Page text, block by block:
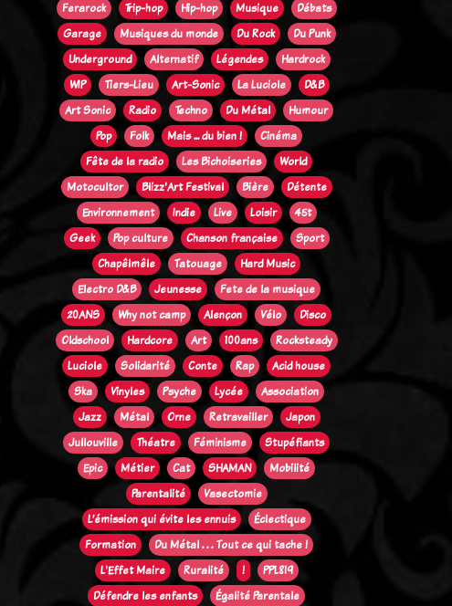
Ferarock
Trip-hop Hip-hop Musique
Débats
Garage
Musiques du monde Du Rock
Du Punk
Underground
Alternatif Légendes
Hardrock
WIP
Tiers-Lieu Art-Sonic La Luciole
D&B
Art Sonic
Radio Techno Du Métal
Humour
Pop
Folk Mais ... du bien !
Cinéma
Fête de la radio
Les Bichoiseries
World
Motocultor
Blizz'Art Festival Bière
Détente
Environnement
Indie Live Loisir
45t
Geek
Pop culture Chanson française
Sport
Chapêlmêle
Tatouage
Hard Music
Electro D&B
Jeunesse
Fete de la musique
20ANS
Why not camp Alençon Vélo
Disco
Oldschool
Hardcore Art 100ans
Rocksteady
Luciole
Solidarité Conte Rap
Acid house
Ska
Vinyles Psyche Lycée
Association
Jazz
Métal Orne Retravailler
Japon
Jullouville
Théatre Féminisme
Stupéfiants
Epic
Métier Cat SHAMAN
Mobilité
Parentalité
Vasectomie
L’émission qui évite les ennuis
Éclectique
Formation
Du Métal . . . Tout ce qui tache !
L'Effet Maire
Ruralité !
PPL819
Défendre les enfants
Égalité Parentale